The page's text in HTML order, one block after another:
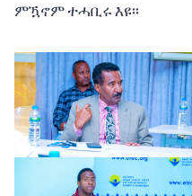
ምዃኖም ተሓቢሩ እዩ፡፡